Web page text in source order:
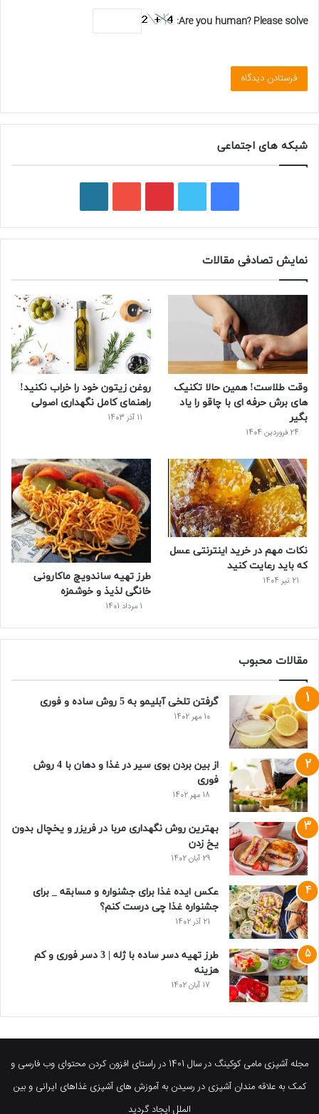
Are you human? Please solve:
شبکه های اجتماعی
ی
س
ب
و
ک
و
ی
ی
ت
ر
ی
س
ت
و
ی
و
ب
ر
پ
ر
س
نمایش تصادفی مقالات
وقت طلاست! همین حالا تکنیک
های برش حرفه ای با چاقو را یاد
بگیر
24 فروردین 1404
روغن زیتون خود را خراب نکنید!
راهنمای کامل نگهداری اصولی
11 آذر 1403
نکات مهم در خرید اینترنتی عسل
که باید رعایت کنید
21 تیر 1404
طرز تهیه ساندویچ ماکارونی
خانگی لذیذ و خوشمزه
1 مرداد 1401
مقالات محبوب
گرفتن تلخی آبلیمو به 5 روش ساده و فوری
10 مهر 1402
از بین بردن بوی سیر در غذا و دهان با 4 روش
فوری
18 مهر 1402
بهترین روش نگهداری مربا در فریزر و یخچال بدون
یخ زدن
29 آبان 1402
عکس ایده غذا برای جشنواره و مسابقه _ برای
جشنواره غذا چی درست کنم؟
21 آذر 1402
طرز تهیه دسر ساده با ژله | 3 دسر فوری و کم
هزینه
17 آبان 1402
مجله آشپزی مامی کوکینگ در سال 1401 در راستای افزون کردن محتوای وب فارسی و
کمک به علاقه مندان آشپزی در رسیدن به آموزش های آشپزی غذاهای ایرانی و بین
الملل ایجاد گردید